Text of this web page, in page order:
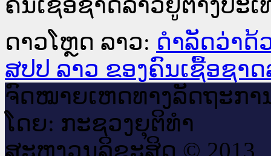
ດາວໂຫຼດ ລາວ: ດຳລັດວ່າດ້
ສປປ ລາວ ຂອງຄົນເຊື້ອຊາ
ຈົດ​ໝາຍ​ເຫດ​ທາງ​ລັດ​ຖະ​ກາ
ໂດຍ: ກະ​ຊວງຍຸ​ຕິ​ທຳ
ສະ​ຫງວນ​ລິ​ຂະ​ສິດ © 2013